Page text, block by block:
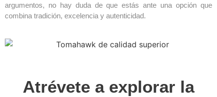
argumentos, no hay duda de que estás ante una opción que
combina tradición, excelencia y autenticidad.
Atrévete a explorar la